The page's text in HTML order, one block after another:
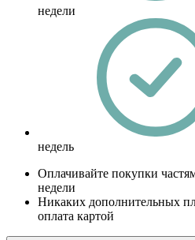
недели
недель
Оплачивайте покупки
недели
Никаких дополнительных
оплата картой